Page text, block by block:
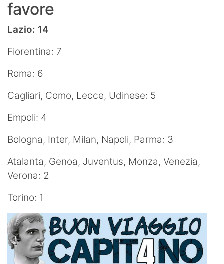
favore
Lazio: 14
Fiorentina: 7
Roma: 6
Cagliari, Como, Lecce, Udinese: 5
Empoli: 4
Bologna, Inter, Milan, Napoli, Parma: 3
Atalanta, Genoa, Juventus, Monza, Venezia,
Verona: 2
Torino: 1